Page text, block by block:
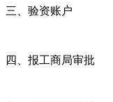
三、验资账户
四、报工商局审批